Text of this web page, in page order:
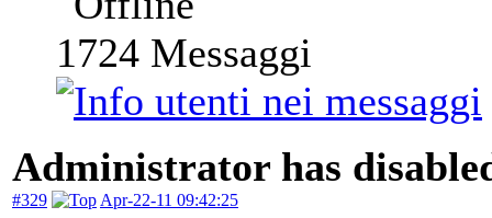
1724 Messaggi
Administrator has
#329 Apr-22-11 09:42:25